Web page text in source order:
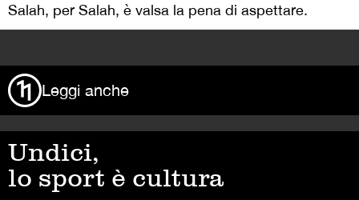
Salah, per Salah, è valsa la pena di aspettare.
Leggi anche
Undici,
lo sport è cultura